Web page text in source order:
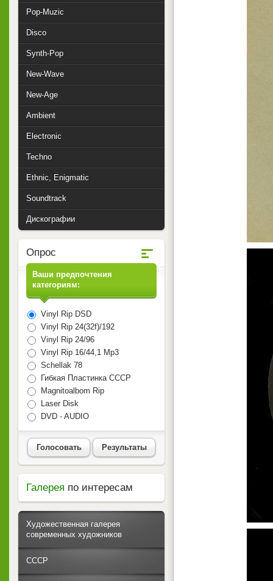
Pop-Muzic
Disco
Synth-Pop
New-Wave
New-Age
Ambient
Electronic
Techno
Ethnic, Enigmatic
Soundtrack
Дискографии
Опрос
Ваши предпочтения
категориям:
Vinyl Rip DSD
Vinyl Rip 24(32f)/192
Vinyl Rip 24/96
Vinyl Rip 16/44,1 Mp3
Schellak 78
Гибкая Пластинка СССР
Magnitoalbom Rip
Laser Disk
DVD - AUDIO
Голосовать Результаты
Галерея по интересам
Художественная галерея
современных художников
СССР